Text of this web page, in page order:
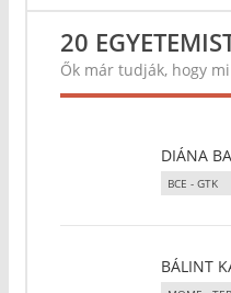
20
Ők már tudják, hogy
DIÁNA
BCE - GTK
BÁLINT